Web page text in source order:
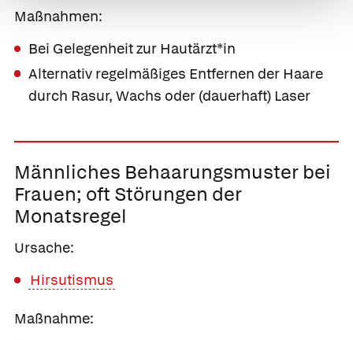
Maßnahmen:
Bei Gelegenheit zur Hautärzt*in
Alternativ regelmäßiges Entfernen der Haare
durch Rasur, Wachs oder (dauerhaft) Laser
Männliches Behaarungsmuster bei
Frauen; oft Störungen der
Monatsregel
Ursache:
Hirsutismus
Maßnahme: